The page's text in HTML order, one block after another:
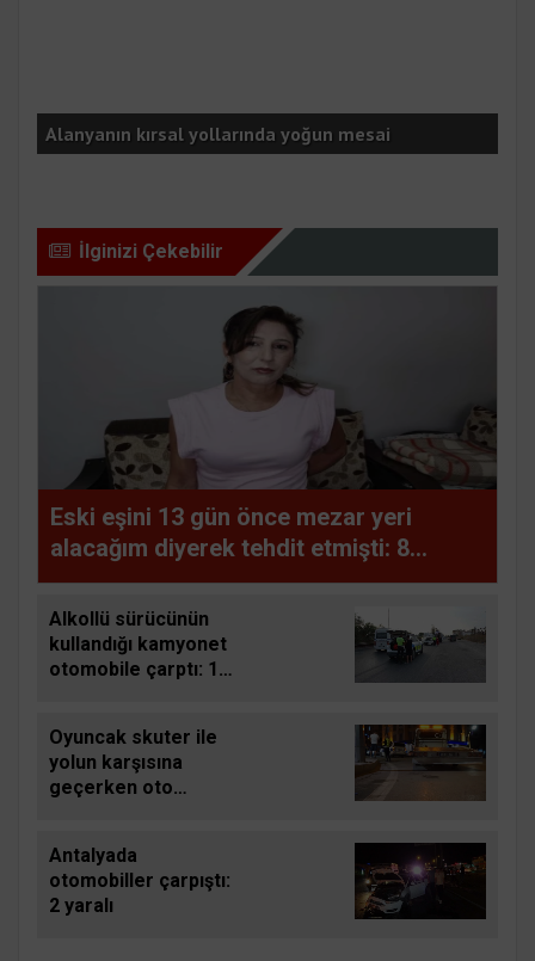
Alanyanın kırsal yollarında yoğun mesai
İlginizi Çekebilir
Eski eşini 13 gün önce mezar yeri
alacağım diyerek tehdit etmişti: 8
yerinden bıçakladı
Alkollü sürücünün
kullandığı kamyonet
otomobile çarptı: 1
Oyuncak skuter ile
yolun karşısına
geçerken oto
yaralandı
Antalyada
otomobiller çarpıştı:
2 yaralı